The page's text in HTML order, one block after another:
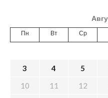
Пн Вт Ср
3
4 5
10
11 12